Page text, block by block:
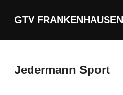
InhaltGTV FRANKENHAUSEN
Jedermann Sport